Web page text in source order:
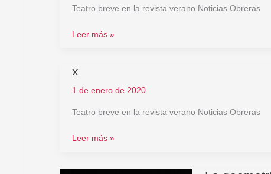
Teatro breve en la revista verano Noticias Obreras
Leer más »
x
1 de enero de 2020
Teatro breve en la revista verano Noticias Obreras
x
Leer más »